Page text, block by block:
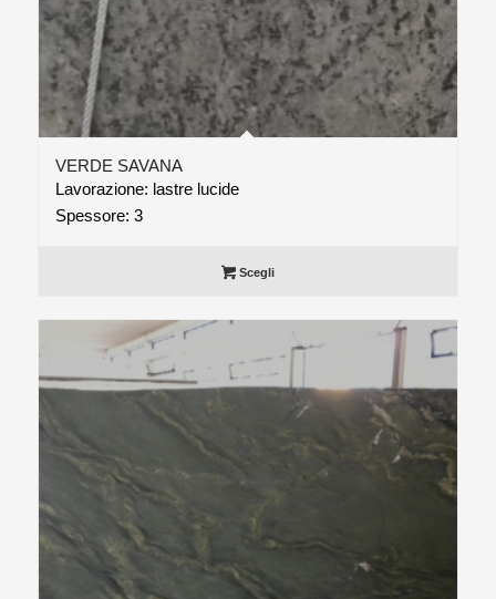
VERDE SAVANA
Lavorazione: lastre lucide
Spessore: 3
Scegli